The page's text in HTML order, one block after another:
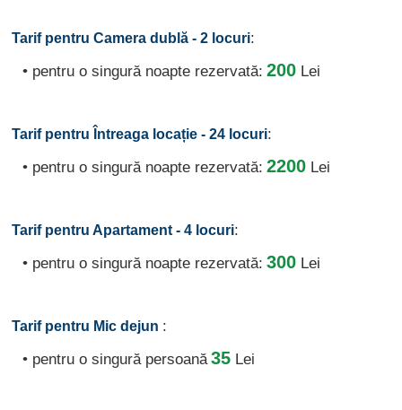
Tarif pentru Camera dublă - 2 locuri:
• pentru o singură noapte rezervată: 200 Lei
Tarif pentru Întreaga locație - 24 locuri:
• pentru o singură noapte rezervată: 2200 Lei
Tarif pentru Apartament - 4 locuri:
• pentru o singură noapte rezervată: 300 Lei
Tarif pentru Mic dejun :
• pentru o singură persoană 35 Lei